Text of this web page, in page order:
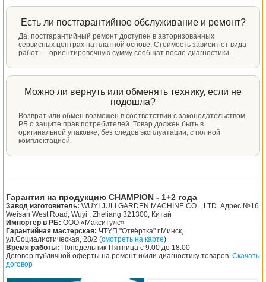
Есть ли постгарантийное обслуживание и ремонт?
Да, постгарантийный ремонт доступен в авторизованных
сервисных центрах на платной основе. Стоимость зависит от вида
работ — ориентировочную сумму сообщат после диагностики.
Можно ли вернуть или обменять технику, если не
подошла?
Возврат или обмен возможен в соответствии с законодательством
РБ о защите прав потребителей. Товар должен быть в
оригинальной упаковке, без следов эксплуатации, с полной
комплектацией.
Гарантия на продукцию CHAMPION - 1+2 года
Завод изготовитель: WUYI JULI GARDEN MACHINE CO. , LTD. Адрес №16
Weisan West Road, Wuyi , Zheliang 321300, Китай
Импортер в РБ: ООО «Макситулс»
Гарантийная мастерская: ЧТУП "Отвёртка" г.Минск,
ул.Социалистическая, 28/2 (смотреть на карте)
Время работы: Понедельник-Пятница с 9.00 до 18.00
Договор публичной оферты на ремонт и/или диагностику товаров. Скачать
договор